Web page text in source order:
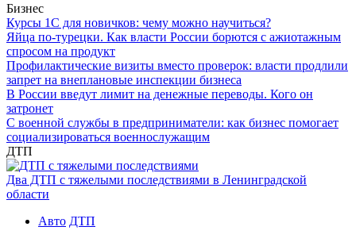
Бизнес
Курсы 1С для новичков: чему можно научиться?
Яйца по-турецки. Как власти России борются с ажиотажным
спросом на продукт
Профилактические визиты вместо проверок: власти продлили
запрет на внеплановые инспекции бизнеса
В России введут лимит на денежные переводы. Кого он
затронет
С военной службы в предприниматели: как бизнес помогает
социализироваться военнослужащим
ДТП
Два ДТП с тяжелыми последствиями в Ленинградской
области
Авто ДТП